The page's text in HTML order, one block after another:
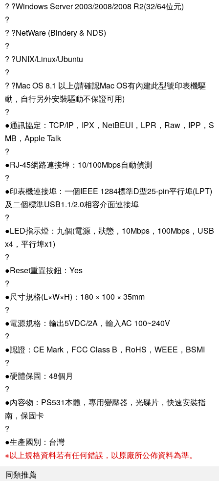
? ?Windows Server 2003/2008/2008 R2(32/64位元)
?
? ?NetWare (Bindery & NDS)
?
? ?UNIX/Linux/Ubuntu
?
? ?Mac OS 8.1 以上(請確認Mac OS有內建此型號印表機驅
動，自行另外安裝驅動不保證可用)
?
●通訊協定：TCP/IP，IPX，NetBEUI，LPR，Raw，IPP，S
MB，Apple Talk
?
●RJ-45網路連接埠：10/100Mbps自動偵測
?
●印表機連接埠：一個IEEE 1284標準D型25-pin平行埠(LPT)
及二個標準USB1.1/2.0相容介面連接埠
?
●LED指示燈：九個(電源，狀態，10Mbps，100Mbps，USB
x4，平行埠x1)
?
●Reset重置按鈕：Yes
?
●尺寸規格(L×W×H)：180 × 100 × 35mm
?
●電源規格：輸出5VDC/2A，輸入AC 100~240V
?
●認證：CE Mark，FCC Class B，RoHS，WEEE，BSMI
?
●硬體保固：48個月
?
●內容物：PS531本體，專用變壓器，光碟片，快速安裝指
南，保固卡
?
●生產國別：台灣
※以上規格資料若有任何錯誤，以原廠所公佈資料為準。
同類推薦